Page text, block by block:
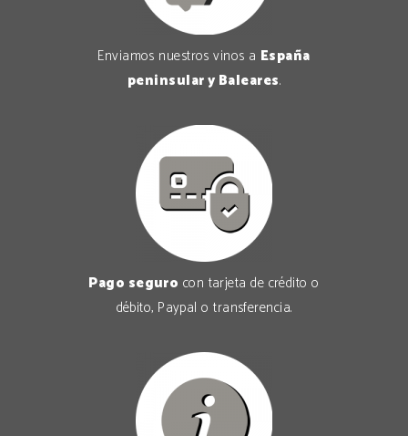
Enviamos nuestros vinos a España
peninsular y Baleares.
Pago seguro con tarjeta de crédito o
débito, Paypal o transferencia.